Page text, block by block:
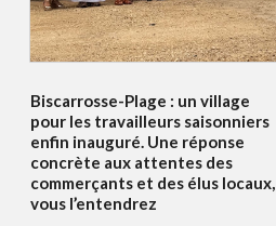
Biscarrosse-Plage : un village
pour les travailleurs saisonniers
enfin inauguré. Une réponse
concrète aux attentes des
commerçants et des élus locaux,
vous l’entendrez